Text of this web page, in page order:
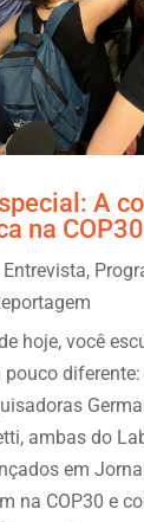
A
na COP30
Entrevista,
hoje, você
ambas do
em
na COP30 e